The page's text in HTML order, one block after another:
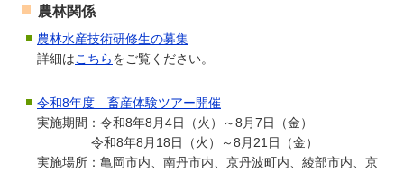
農林関係
農林水産技術研修生の募集
詳細はこちらをご覧ください。
令和8年度 畜産体験ツアー開催
実施期間：令和8年8月4日（火）～8月7日（金）
令和8年8月18日（火）～8月21日（金）
実施場所：亀岡市内、南丹市内、京丹波町内、綾部市内、京